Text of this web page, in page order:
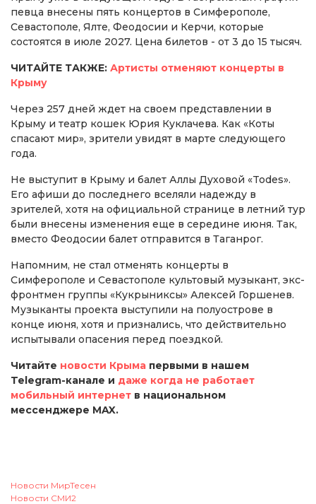
певца внесены пять концертов в Симферополе,
Севастополе, Ялте, Феодосии и Керчи, которые
состоятся в июле 2027. Цена билетов - от 3 до 15 тысяч.
ЧИТАЙТЕ ТАКЖЕ: Артисты отменяют концерты в
Крыму
Через 257 дней ждет на своем представлении в
Крыму и театр кошек Юрия Куклачева. Как «Коты
спасают мир», зрители увидят в марте следующего
года.
Не выступит в Крыму и балет Аллы Духовой «Todes».
Его афиши до последнего вселяли надежду в
зрителей, хотя на официальной странице в летний тур
были внесены изменения еще в середине июня. Так,
вместо Феодосии балет отправится в Таганрог.
Напомним, не стал отменять концерты в
Симферополе и Севастополе культовый музыкант, экс-
фронтмен группы «Кукрыниксы» Алексей Горшенев.
Музыканты проекта выступили на полуострове в
конце июня, хотя и признались, что действительно
испытывали опасения перед поездкой.
Читайте новости Крыма первыми в нашем
Telegram-канале и даже когда не работает
мобильный интернет в национальном
мессенджере MAX.
Новости МирТесен
Новости СМИ2